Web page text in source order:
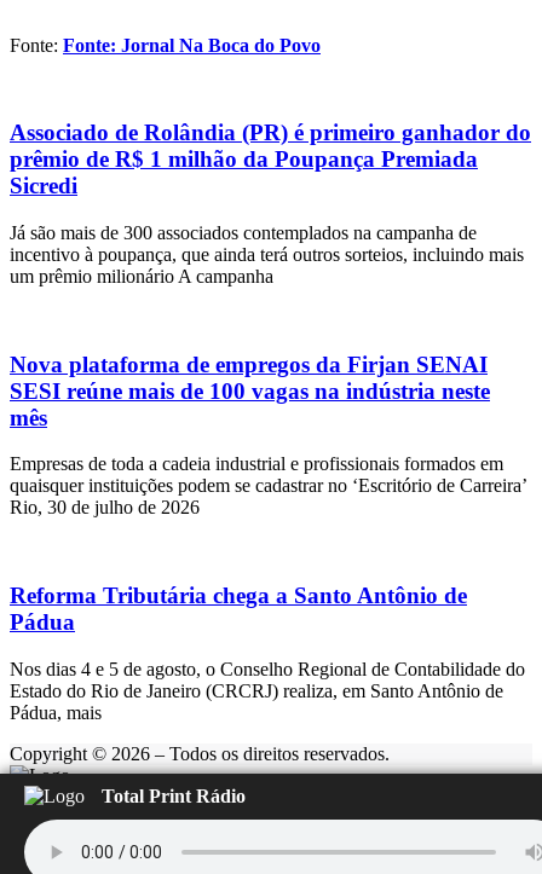
Fonte: Fonte: Jornal Na Boca do Povo
Associado de Rolândia (PR) é primeiro ganhador do
prêmio de R$ 1 milhão da Poupança Premiada
Sicredi
Já são mais de 300 associados contemplados na campanha de
incentivo à poupança, que ainda terá outros sorteios, incluindo mais
um prêmio milionário A campanha
Nova plataforma de empregos da Firjan SENAI
SESI reúne mais de 100 vagas na indústria neste
mês
Empresas de toda a cadeia industrial e profissionais formados em
quaisquer instituições podem se cadastrar no ‘Escritório de Carreira’
Rio, 30 de julho de 2026
Reforma Tributária chega a Santo Antônio de
Pádua
Nos dias 4 e 5 de agosto, o Conselho Regional de Contabilidade do
Estado do Rio de Janeiro (CRCRJ) realiza, em Santo Antônio de
Pádua, mais
Copyright © 2026 – Todos os direitos reservados.
Total Print Rádio
Rádio Feliz
Carregando...
▶️ ⏹️